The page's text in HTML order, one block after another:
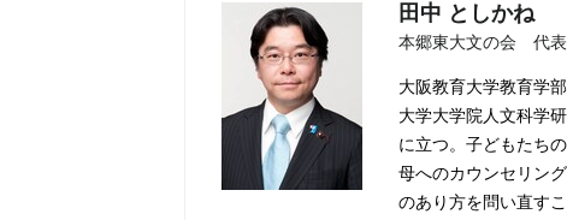
田中 としかね
本郷東大文の会 代表
大阪教育大学教育学
大学大学院人文科学
に立つ。子どもたち
母へのカウンセリン
のあり方を問い直す